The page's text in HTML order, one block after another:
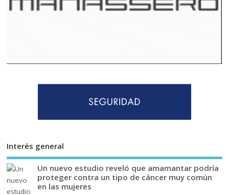
Interés general
Un nuevo estudio reveló que amamantar podría
proteger contra un tipo de cáncer muy común
en las mujeres